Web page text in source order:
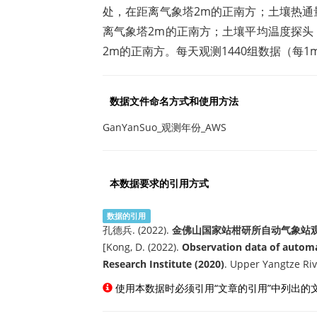
处，在距离气象塔2m的正南方；土壤热
离气象塔2m的正南方；土壤平均温度探
2m的正南方。每天观测1440组数据（每
数据文件命名方式和使用方法
GanYanSuo_观测年份_AWS
本数据要求的引用方式
数据的引用
孔德兵. (2022). 金佛山国家站柑研所自动气象站
[Kong, D. (2022). Observation data of
Research Institute (2020). Upper Yangtze
使用本数据时必须引用“文章的引用”中列出的